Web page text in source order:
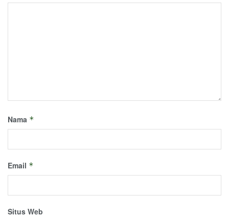
Nama *
Email *
Situs Web